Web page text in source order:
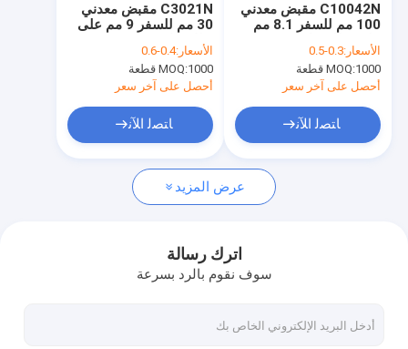
اتصل بنا
أخبار
جميع القضايا
مقياس الجهد التبديل الروتاري
مفتاح دوار مستمر
التشفير الدوار
C3021N مقبض معدني
30 مم للسفر 9 مم على
نطاق واسع يستخدم
لوحدة التحكم في الصوت
وميكروفون
الأسعار:0.4-0.6
MOQ:1000 قطعة
أحصل على آخر سعر
ﺎﺘﺼﻟ ﺍﻶﻧ
C10042N مقبض معدني
100 مم للسفر 8.1 مم
على نطاق واسع يستخدم
لوحدة التحكم في الصوت
وميكروفون
الأسعار:0.3-0.5
MOQ:1000 قطعة
أحصل على آخر سعر
ﺎﺘﺼﻟ ﺍﻶﻧ
عرض المزيد
اترك رسالة
سوف نقوم بالرد بسرعة